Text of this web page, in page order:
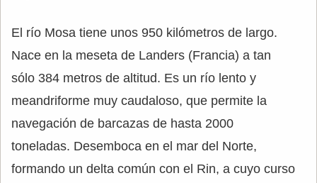
El río Mosa tiene unos 950 kilómetros de largo.
Nace en la meseta de Landers (Francia) a tan
sólo 384 metros de altitud. Es un río lento y
meandriforme muy caudaloso, que permite la
navegación de barcazas de hasta 2000
toneladas. Desemboca en el mar del Norte,
formando un delta común con el Rin, a cuyo curso